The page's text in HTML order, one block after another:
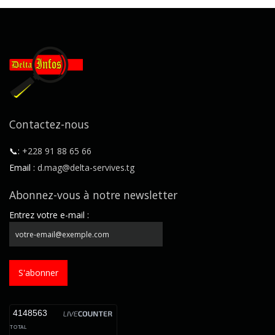
Contactez-nous
📞: +228 91 88 65 66
Email : d.mag@delta-servives.tg
Abonnez-vous à notre newsletter
Entrez votre e-mail :
S'abonner
4148563
TOTAL